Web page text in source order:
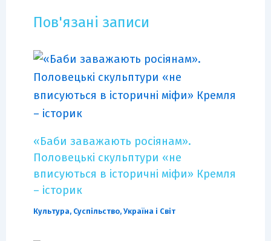
Пов'язані записи
«Баби заважають росіянам».
Половецькі скульптури «не
вписуються в історичні міфи» Кремля
– історик
Культура, Суспільство,Україна і Світ